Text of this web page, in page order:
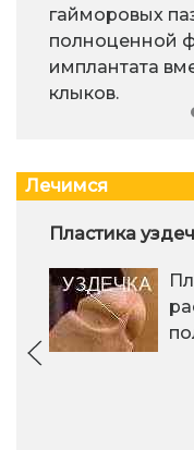
гайморовых
полноценной
имплантата
клыков.
Лечимся
Пластика